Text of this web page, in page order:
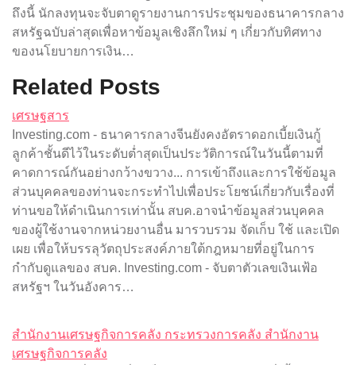
ถึงนี้ นักลงทุนจะจับตาดูรายงานการประชุมของธนาคารกลาง
สหรัฐฉบับล่าสุดเพื่อหาข้อมูลเชิงลึกใหม่ ๆ เกี่ยวกับทิศทาง
ของนโยบายการเงิน…
Related Posts
เศรษฐสาร
Investing.com - ธนาคารกลางจีนยังคงอัตราดอกเบี้ยเงินกู้
ลูกค้าชั้นดีไว้ในระดับต่ำสุดเป็นประวัติการณ์ในวันนี้ตามที่
คาดการณ์กันอย่างกว้างขวาง... การเข้าถึงและการใช้ข้อมูล
ส่วนบุคคลของท่านจะกระทำไปเพื่อประโยชน์เกี่ยวกับเรื่องที่
ท่านขอให้ดำเนินการเท่านั้น สบค.อาจนำข้อมูลส่วนบุคคล
ของผู้ใช้งานจากหน่วยงานอื่น มารวบรวม จัดเก็บ ใช้ และเปิด
เผย เพื่อให้บรรลุวัตถุประสงค์ภายใต้กฎหมายที่อยู่ในการ
กำกับดูแลของ สบค. Investing.com - จับตาตัวเลขเงินเฟ้อ
สหรัฐฯ ในวันอังคาร…
สำนักงานเศรษฐกิจการคลัง กระทรวงการคลัง สำนักงาน
เศรษฐกิจการคลัง